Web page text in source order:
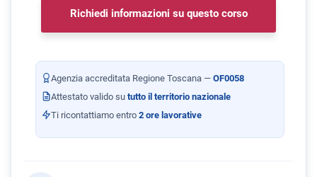
Richiedi informazioni su questo corso
Agenzia accreditata Regione Toscana — OF0058
Attestato valido su tutto il territorio nazionale
Ti ricontattiamo entro 2 ore lavorative